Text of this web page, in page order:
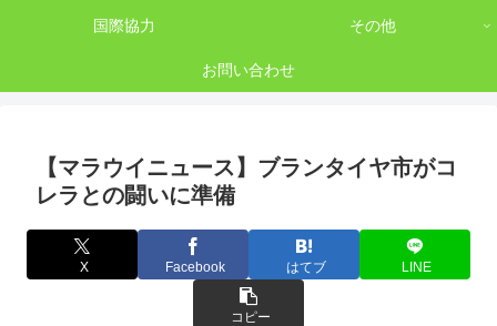
国際協力 その他
お問い合わせ
【マラウイニュース】ブランタイヤ市がコ
レラとの闘いに準備
X Facebook はてブ LINE
コピー